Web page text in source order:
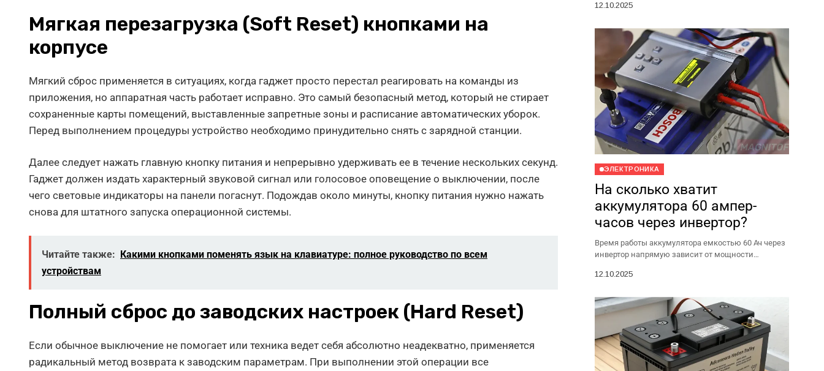
Мягкая перезагрузка (Soft Reset) кнопками на
корпусе
Мягкий сброс применяется в ситуациях, когда гаджет просто перестал реагировать на команды из
приложения, но аппаратная часть работает исправно. Это самый безопасный метод, который не стирает
сохраненные карты помещений, выставленные запретные зоны и расписание автоматических уборок.
Перед выполнением процедуры устройство необходимо принудительно снять с зарядной станции.
Далее следует нажать главную кнопку питания и непрерывно удерживать ее в течение нескольких секунд.
Гаджет должен издать характерный звуковой сигнал или голосовое оповещение о выключении, после
чего световые индикаторы на панели погаснут. Подождав около минуты, кнопку питания нужно нажать
снова для штатного запуска операционной системы.
Читайте также: Какими кнопками поменять язык на клавиатуре: полное руководство по всем
устройствам
Полный сброс до заводских настроек (Hard Reset)
Если обычное выключение не помогает или техника ведет себя абсолютно неадекватно, применяется
радикальный метод возврата к заводским параметрам. При выполнении этой операции все
простых и доступных способов определить...
12.10.2025
ЭЛЕКТРОНИКА
На сколько хватит
аккумулятора 60 ампер-
часов через инвертор?
Время работы аккумулятора емкостью 60 Ач через
инвертор напрямую зависит от мощности
значениях, то для нагрузки в...
12.10.2025